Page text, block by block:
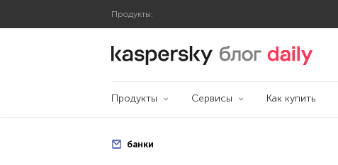
Продукты:
Блог Касперского
Продукты Сервисы Как купить
банки